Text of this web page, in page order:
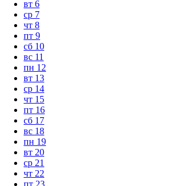
вт 6
ср 7
чт 8
пт 9
сб 10
вс 11
пн 12
вт 13
ср 14
чт 15
пт 16
сб 17
вс 18
пн 19
вт 20
ср 21
чт 22
пт 23